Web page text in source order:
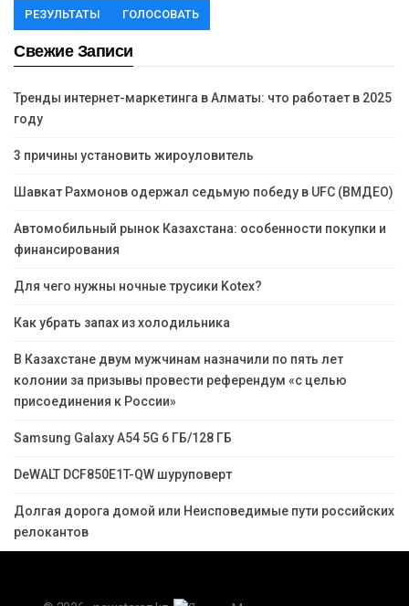
РЕЗУЛЬТАТЫ ГОЛОСОВАТЬ
Свежие Записи
Тренды интернет-маркетинга в Алматы: что работает в 2025
году
3 причины установить жироуловитель
Шавкат Рахмонов одержал седьмую победу в UFC (ВМДЕО)
Автомобильный рынок Казахстана: особенности покупки и
финансирования
Для чего нужны ночные трусики Kotex?
Как убрать запах из холодильника
В Казахстане двум мужчинам назначили по пять лет
колонии за призывы провести референдум «с целью
присоединения к России»
Samsung Galaxy A54 5G 6 ГБ/128 ГБ
DeWALT DCF850E1T-QW шуруповерт
Долгая дорога домой или Неисповедимые пути российских
релокантов